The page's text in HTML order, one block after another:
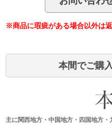
※商品に瑕疵がある場合以外は
本間でご購
主に関西地方・中国地方・四国地方・